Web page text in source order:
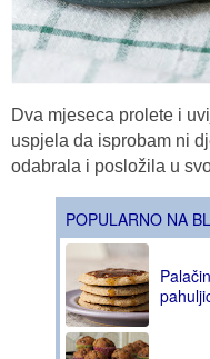
Dva mjeseca prolete i
uspjela da isprobam ni
odabrala i posložila u
POPULARNO NA